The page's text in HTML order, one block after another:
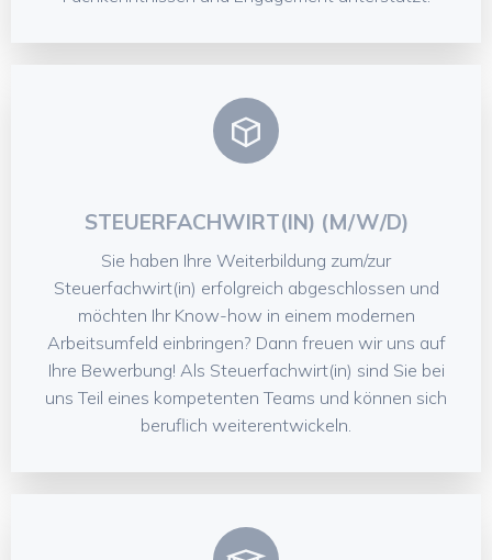
STEUERFACHWIRT(IN) (M/W/D)
Sie haben Ihre Weiterbildung zum/zur
Steuerfachwirt(in) erfolgreich abgeschlossen und
möchten Ihr Know-how in einem modernen
Arbeitsumfeld einbringen? Dann freuen wir uns auf
Ihre Bewerbung! Als Steuerfachwirt(in) sind Sie bei
uns Teil eines kompetenten Teams und können sich
beruflich weiterentwickeln.